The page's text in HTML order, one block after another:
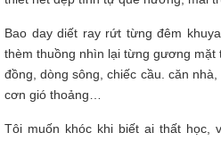
Bao day diết ray rứt từng đêm
thèm thuồng nhìn lại từng gương mặt
đồng, dòng sông, chiếc cầu. căn
cơn gió thoảng…
Tôi muốn khóc khi biết ai thất học,